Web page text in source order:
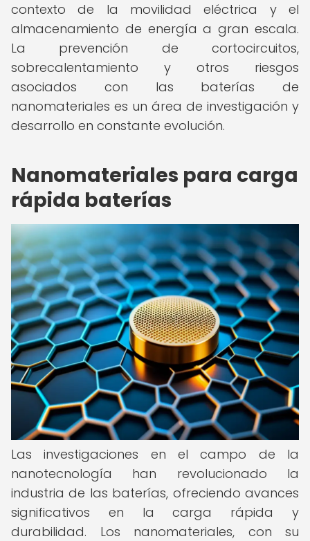
contexto de la movilidad eléctrica y el
almacenamiento de energía a gran escala.
La prevención de cortocircuitos,
sobrecalentamiento y otros riesgos
asociados con las baterías de
nanomateriales es un área de investigación y
desarrollo en constante evolución.
Nanomateriales para carga
rápida baterías
Las investigaciones en el campo de la
nanotecnología han revolucionado la
industria de las baterías, ofreciendo avances
significativos en la carga rápida y
durabilidad. Los nanomateriales, con su